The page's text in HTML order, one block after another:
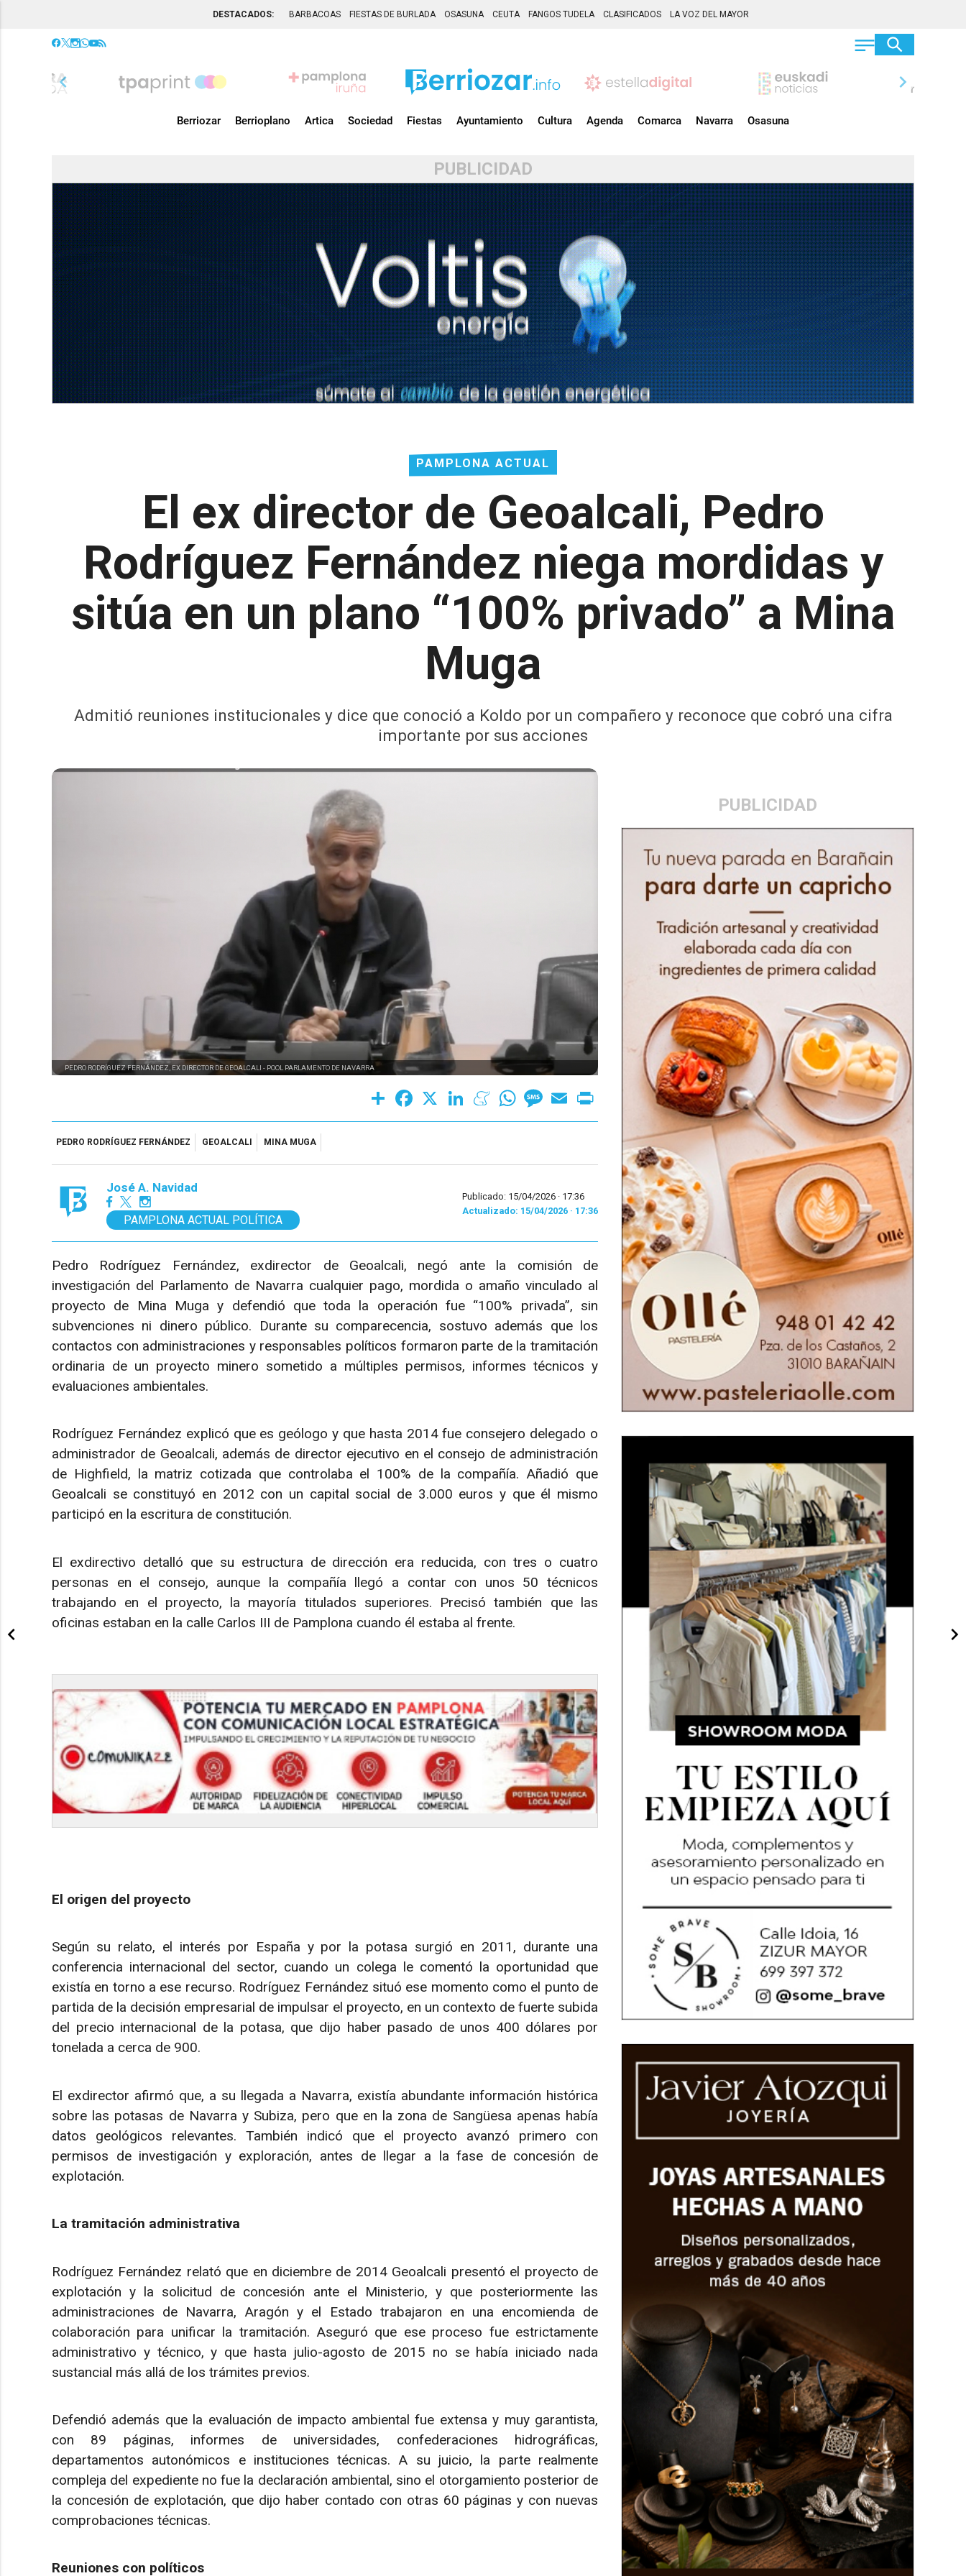
DESTACADOS: BARBACOAS FIESTAS DE BURLADA OSASUNA CEUTA FANGOS TUDELA CLASIFICADOS LA VOZ DEL MAYOR
chevron_left chevron_right
Berriozar Berrioplano Artica Sociedad Fiestas Ayuntamiento Cultura Agenda Comarca Navarra Osasuna
PUBLICIDAD
PAMPLONA ACTUAL
El ex director de Geoalcali, Pedro
Rodríguez Fernández niega mordidas y
sitúa en un plano “100% privado” a Mina
Muga
Admitió reuniones institucionales y dice que conoció a Koldo por un compañero y reconoce que cobró una cifra
importante por sus acciones
PUBLICIDAD
PEDRO RODRÍGUEZ FERNÁNDEZ, EX DIRECTOR DE GEOALCALI - POOL PARLAMENTO DE NAVARRA
Share Facebook LinkedInMeneameWhatsAppMessage
Email
PEDRO RODRÍGUEZ FERNÁNDEZ GEOALCALI MINA MUGA
José A. Navidad
PAMPLONA ACTUAL POLÍTICA
Publicado: 15/04/2026 · 17:36
Actualizado: 15/04/2026 · 17:36
Pedro Rodríguez Fernández, exdirector de Geoalcali, negó ante la comisión de
investigación del Parlamento de Navarra cualquier pago, mordida o amaño vinculado al
proyecto de Mina Muga y defendió que toda la operación fue “100% privada”, sin
subvenciones ni dinero público. Durante su comparecencia, sostuvo además que los
contactos con administraciones y responsables políticos formaron parte de la tramitación
ordinaria de un proyecto minero sometido a múltiples permisos, informes técnicos y
evaluaciones ambientales.
Rodríguez Fernández explicó que es geólogo y que hasta 2014 fue consejero delegado o
administrador de Geoalcali, además de director ejecutivo en el consejo de administración
de Highfield, la matriz cotizada que controlaba el 100% de la compañía. Añadió que
Geoalcali se constituyó en 2012 con un capital social de 3.000 euros y que él mismo
participó en la escritura de constitución.
El exdirectivo detalló que su estructura de dirección era reducida, con tres o cuatro
personas en el consejo, aunque la compañía llegó a contar con unos 50 técnicos
trabajando en el proyecto, la mayoría titulados superiores. Precisó también que las
oficinas estaban en la calle Carlos III de Pamplona cuando él estaba al frente.
El origen del proyecto
Según su relato, el interés por España y por la potasa surgió en 2011, durante una
conferencia internacional del sector, cuando un colega le comentó la oportunidad que
existía en torno a ese recurso. Rodríguez Fernández situó ese momento como el punto de
partida de la decisión empresarial de impulsar el proyecto, en un contexto de fuerte subida
del precio internacional de la potasa, que dijo haber pasado de unos 400 dólares por
tonelada a cerca de 900.
El exdirector afirmó que, a su llegada a Navarra, existía abundante información histórica
sobre las potasas de Navarra y Subiza, pero que en la zona de Sangüesa apenas había
datos geológicos relevantes. También indicó que el proyecto avanzó primero con
permisos de investigación y exploración, antes de llegar a la fase de concesión de
explotación.
La tramitación administrativa
Rodríguez Fernández relató que en diciembre de 2014 Geoalcali presentó el proyecto de
explotación y la solicitud de concesión ante el Ministerio, y que posteriormente las
administraciones de Navarra, Aragón y el Estado trabajaron en una encomienda de
colaboración para unificar la tramitación. Aseguró que ese proceso fue estrictamente
administrativo y técnico, y que hasta julio-agosto de 2015 no se había iniciado nada
sustancial más allá de los trámites previos.
Defendió además que la evaluación de impacto ambiental fue extensa y muy garantista,
con 89 páginas, informes de universidades, confederaciones hidrográficas,
departamentos autonómicos e instituciones técnicas. A su juicio, la parte realmente
compleja del expediente no fue la declaración ambiental, sino el otorgamiento posterior de
la concesión de explotación, que dijo haber contado con otras 60 páginas y con nuevas
comprobaciones técnicas.
Reuniones con políticos